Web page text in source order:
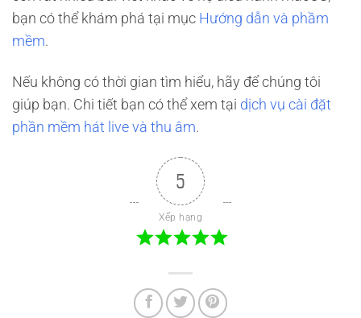
bạn có thể khám phá tại mục Hướng dẫn và phầm
mềm.
Nếu không có thời gian tìm hiểu, hãy để chúng tôi
giúp bạn. Chi tiết bạn có thể xem tại dịch vụ cài đặt
phần mềm hát live và thu âm.
5
Xếp hạng